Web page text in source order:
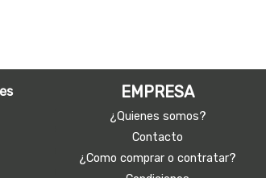
EMPRESA
¿Quienes somos?
Contacto
¿Como comprar o contratar?